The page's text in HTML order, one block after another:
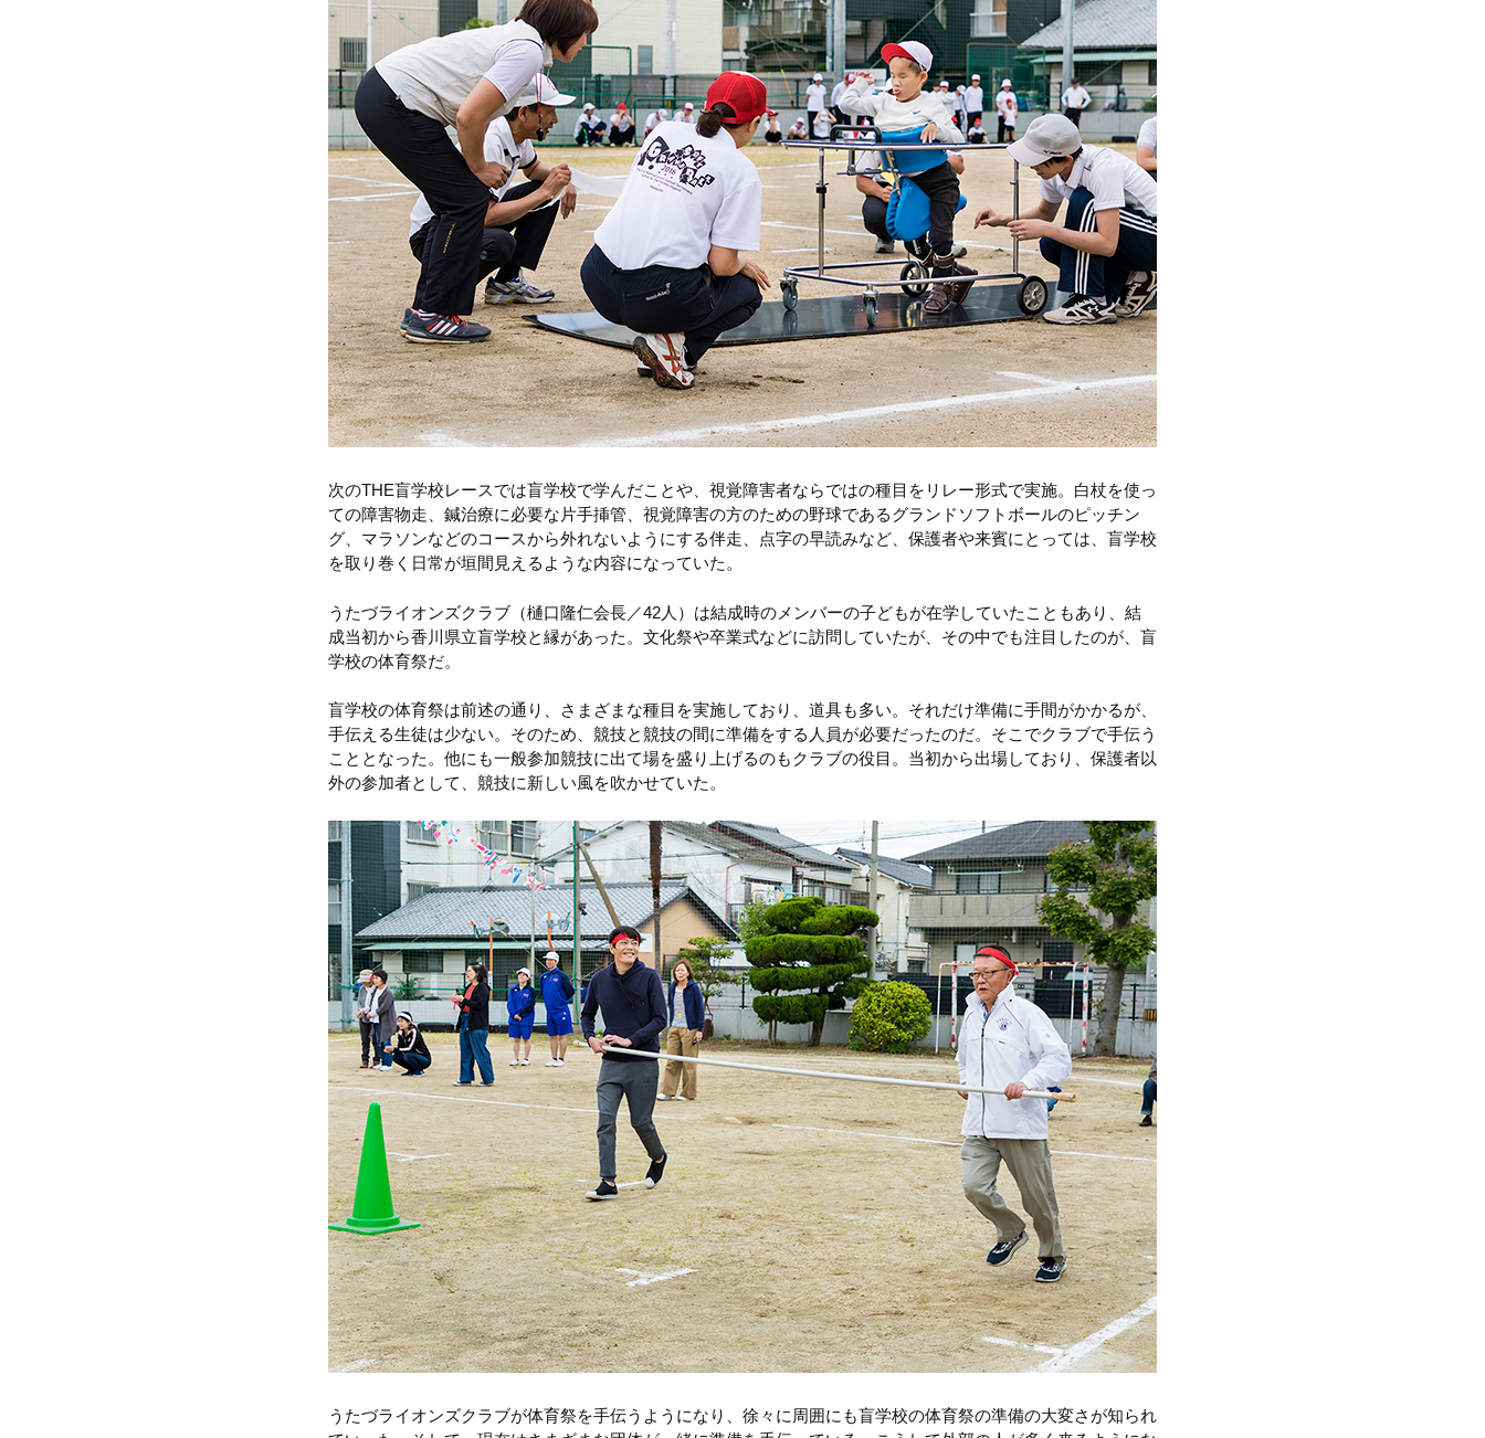
次のTHE盲学校レースでは盲学校で学んだことや、視覚障害者ならではの種目をリレー形式で実施。白杖を使っ
ての障害物走、鍼治療に必要な片手挿管、視覚障害の方のための野球であるグランドソフトボールのピッチン
グ、マラソンなどのコースから外れないようにする伴走、点字の早読みなど、保護者や来賓にとっては、盲学校
を取り巻く日常が垣間見えるような内容になっていた。
うたづライオンズクラブ（樋口隆仁会長／42人）は結成時のメンバーの子どもが在学していたこともあり、結
成当初から香川県立盲学校と縁があった。文化祭や卒業式などに訪問していたが、その中でも注目したのが、盲
学校の体育祭だ。
盲学校の体育祭は前述の通り、さまざまな種目を実施しており、道具も多い。それだけ準備に手間がかかるが、
手伝える生徒は少ない。そのため、競技と競技の間に準備をする人員が必要だったのだ。そこでクラブで手伝う
こととなった。他にも一般参加競技に出て場を盛り上げるのもクラブの役目。当初から出場しており、保護者以
外の参加者として、競技に新しい風を吹かせていた。
うたづライオンズクラブが体育祭を手伝うようになり、徐々に周囲にも盲学校の体育祭の準備の大変さが知られ